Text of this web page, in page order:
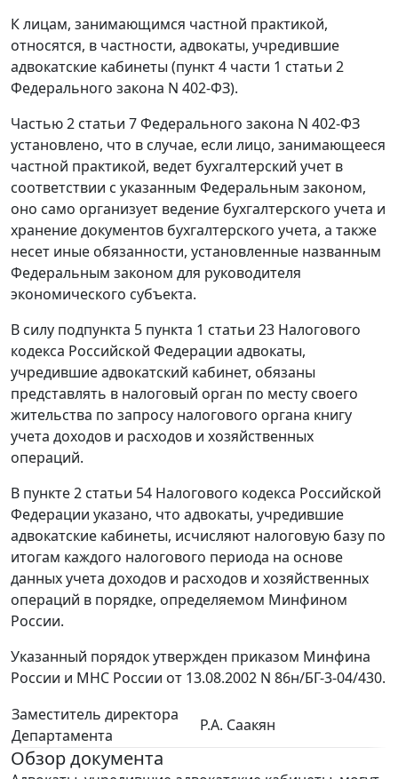
К лицам, занимающимся частной практикой,
относятся, в частности, адвокаты, учредившие
адвокатские кабинеты (пункт 4 части 1 статьи 2
Федерального закона N 402-ФЗ).
Частью 2 статьи 7 Федерального закона N 402-ФЗ
установлено, что в случае, если лицо, занимающееся
частной практикой, ведет бухгалтерский учет в
соответствии с указанным Федеральным законом,
оно само организует ведение бухгалтерского учета и
хранение документов бухгалтерского учета, а также
несет иные обязанности, установленные названным
Федеральным законом для руководителя
экономического субъекта.
В силу подпункта 5 пункта 1 статьи 23 Налогового
кодекса Российской Федерации адвокаты,
учредившие адвокатский кабинет, обязаны
представлять в налоговый орган по месту своего
жительства по запросу налогового органа книгу
учета доходов и расходов и хозяйственных
операций.
В пункте 2 статьи 54 Налогового кодекса Российской
Федерации указано, что адвокаты, учредившие
адвокатские кабинеты, исчисляют налоговую базу по
итогам каждого налогового периода на основе
данных учета доходов и расходов и хозяйственных
операций в порядке, определяемом Минфином
России.
Указанный порядок утвержден приказом Минфина
России и МНС России от 13.08.2002 N 86н/БГ-3-04/430.
Заместитель директора
Департамента
Р.А. Саакян
Обзор документа